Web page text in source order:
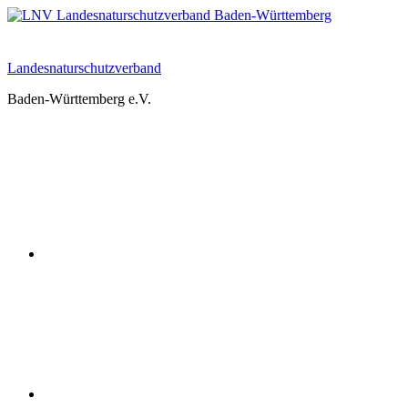
Zum
Landesnaturschutzverband
Baden-Württemberg e.V.